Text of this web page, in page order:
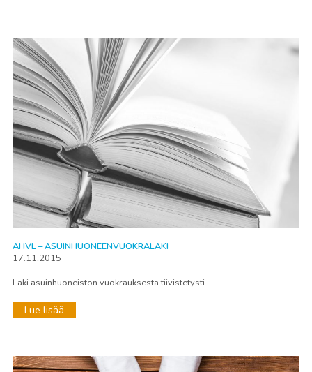
AHVL – ASUINHUONEENVUOKRALAKI
17.11.2015
Laki asuinhuoneiston vuokrauksesta tiivistetysti.
Lue lisää